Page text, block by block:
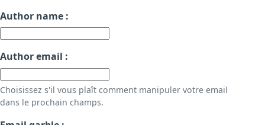
Author name :
Author email :
Choisissez s'il vous plaît comment manipuler votre email
dans le prochain champs.